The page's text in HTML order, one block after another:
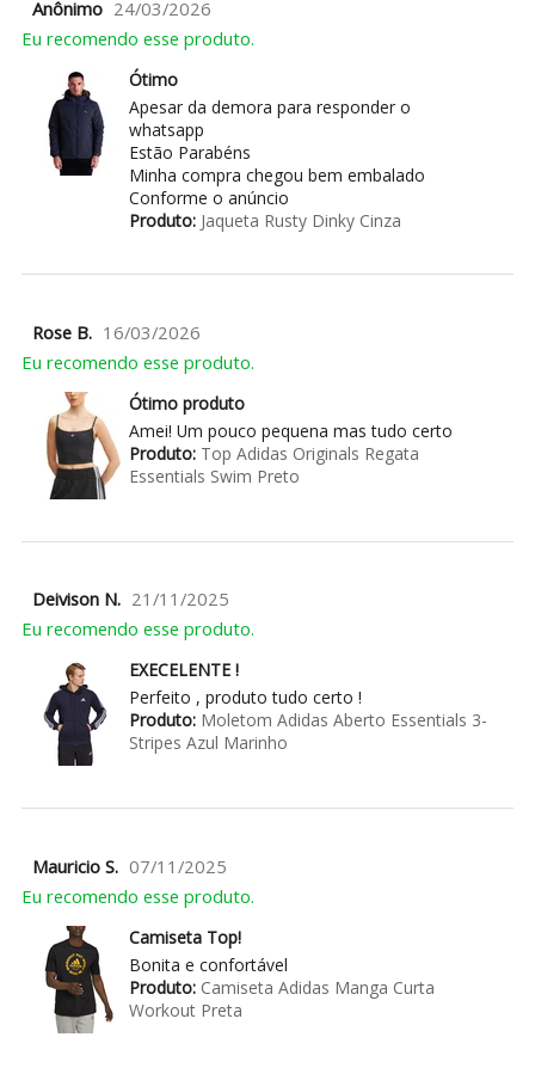
Anônimo 24/03/2026
Eu recomendo esse produto.
Ótimo
Apesar da demora para responder o
whatsapp
Estão Parabéns
Minha compra chegou bem embalado
Conforme o anúncio
Produto:Jaqueta Rusty Dinky Cinza
Rose B. 16/03/2026
Eu recomendo esse produto.
Ótimo produto
Amei! Um pouco pequena mas tudo certo
Produto:Top Adidas Originals Regata
Essentials Swim Preto
Deivison N. 21/11/2025
Eu recomendo esse produto.
EXECELENTE !
Perfeito , produto tudo certo !
Produto:Moletom Adidas Aberto Essentials 3-
Stripes Azul Marinho
Mauricio S. 07/11/2025
Eu recomendo esse produto.
Camiseta Top!
Bonita e confortável
Produto:Camiseta Adidas Manga Curta
Workout Preta